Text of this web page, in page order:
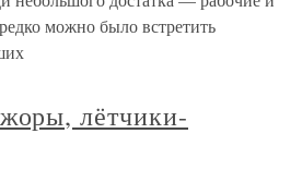
можно было встретить
лётчики-